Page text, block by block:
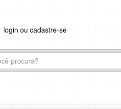
login ou cadastre-se